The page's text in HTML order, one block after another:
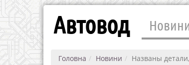
Автовод
Головна Новини Названы